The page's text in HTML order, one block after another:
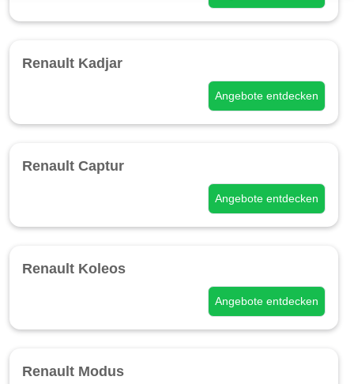
Renault Kadjar
Angebote entdecken
Renault Captur
Angebote entdecken
Renault Koleos
Angebote entdecken
Renault Modus